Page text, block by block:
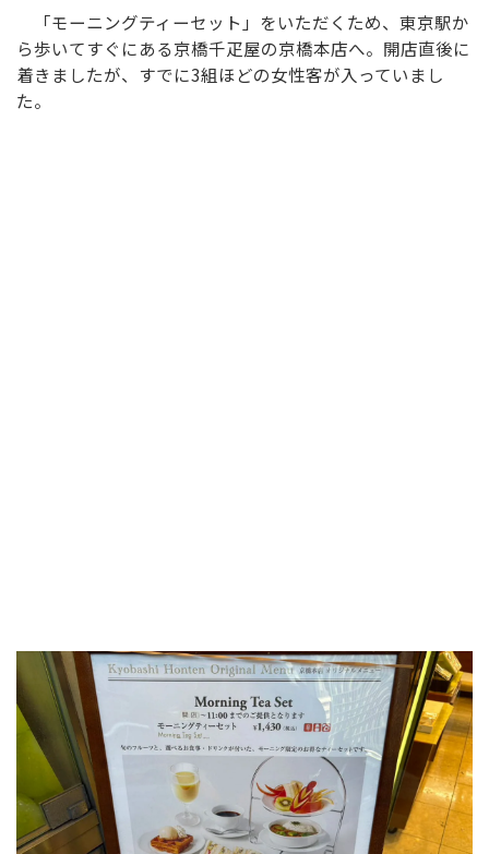
「モーニングティーセット」をいただくため、東京駅か
ら歩いてすぐにある京橋千疋屋の京橋本店へ。開店直後に
着きましたが、すでに3組ほどの女性客が入っていまし
た。